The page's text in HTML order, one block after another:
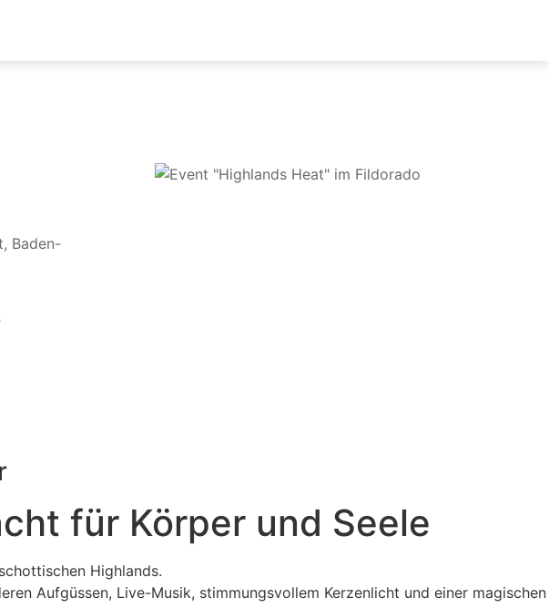
Baden-
für Körper und Seele
Highlands.
Aufgüssen, Live-Musik, stimmungsvollem Kerzenlicht und einer magischen